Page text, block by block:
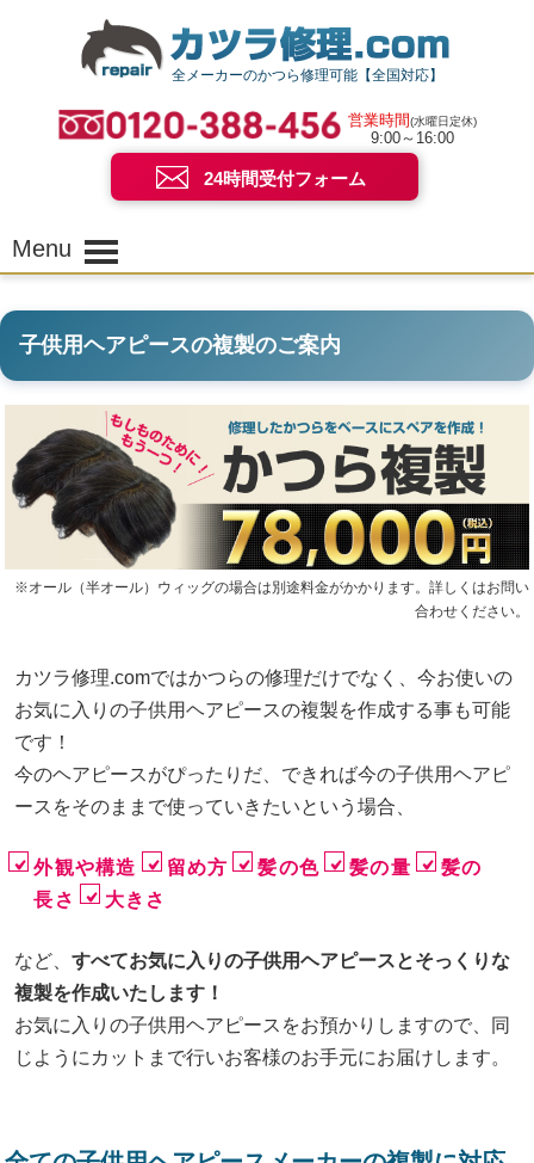
全メーカーのかつら修理可能【全国対応】
営業時間(水曜日定休)
9:00～16:00
24時間受付フォーム
Menu
子供用ヘアピースの複製のご案内
※オール（半オール）ウィッグの場合は別途料金がかかります。詳しくはお問い
合わせください。
カツラ修理.comではかつらの修理だけでなく、今お使いの
お気に入りの子供用ヘアピースの複製を作成する事も可能
です！
今のヘアピースがぴったりだ、できれば今の子供用ヘアピ
ースをそのままで使っていきたいという場合、
外観や構造 留め方 髪の色 髪の量
髪の
長さ
大きさ
など、すべてお気に入りの子供用ヘアピースとそっくりな
複製を作成いたします！
お気に入りの子供用ヘアピースをお預かりしますので、同
じようにカットまで行いお客様のお手元にお届けします。